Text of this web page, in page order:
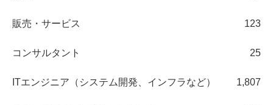
販売・サービス 123
コンサルタント 25
ITエンジニア（システム開発、インフラなど） 1,807